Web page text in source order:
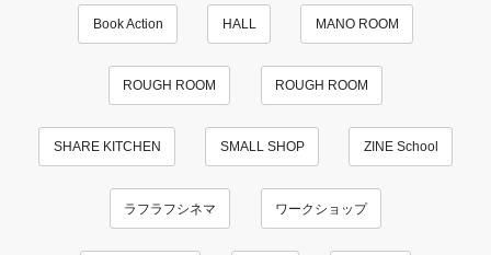
Book Action HALL MANO ROOM
ROUGH ROOM ROUGH ROOM
SHARE KITCHEN SMALL SHOP ZINE School
ラフラフシネマ ワークショップ